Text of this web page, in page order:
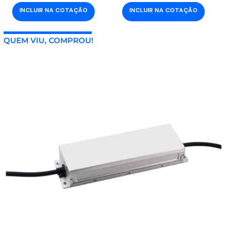
INCLUIR NA COTAÇÃO INCLUIR NA COTAÇÃO
QUEM VIU, COMPROU!